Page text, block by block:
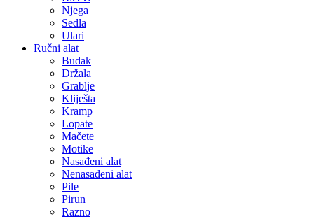
Njega
Sedla
Ulari
Ručni alat
Budak
Držala
Grablje
Kliješta
Kramp
Lopate
Mačete
Motike
Nasađeni alat
Nenasađeni alat
Pile
Pirun
Razno